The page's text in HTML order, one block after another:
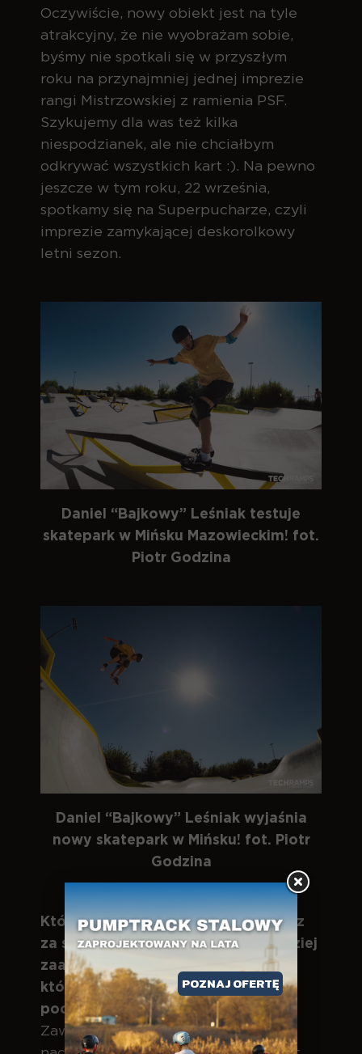
Oczywiście, nowy obiekt jest na tyle
atrakcyjny, że nie wyobrażam sobie,
byśmy nie spotkali się w przyszłym
roku na przynajmniej jednej imprezie
rangi Mistrzowskiej z ramienia PSF.
Szykujemy dla was też kilka
niespodzianek, ale nie chciałbym
odkrywać wszystkich kart :). Na pewno
jeszcze w tym roku, 22 września,
spotkamy się na Superpucharze, czyli
imprezie zamykającej deskorolkowy
letni sezon.
Daniel “Bajkowy” Leśniak testuje
skatepark w Mińsku Mazowieckim! fot.
Piotr Godzina
Daniel “Bajkowy” Leśniak wyjaśnia
nowy skatepark w Mińsku! fot. Piotr
Godzina
Które elementy skateparku uważasz
za szczególnie atrakcyjne dla bardziej
zaawansowanych użytkowników, a
które będą idealne dla
początkujących?
Zawsze elementy o mniejszym kącie
POZNAJ OFERTĘ